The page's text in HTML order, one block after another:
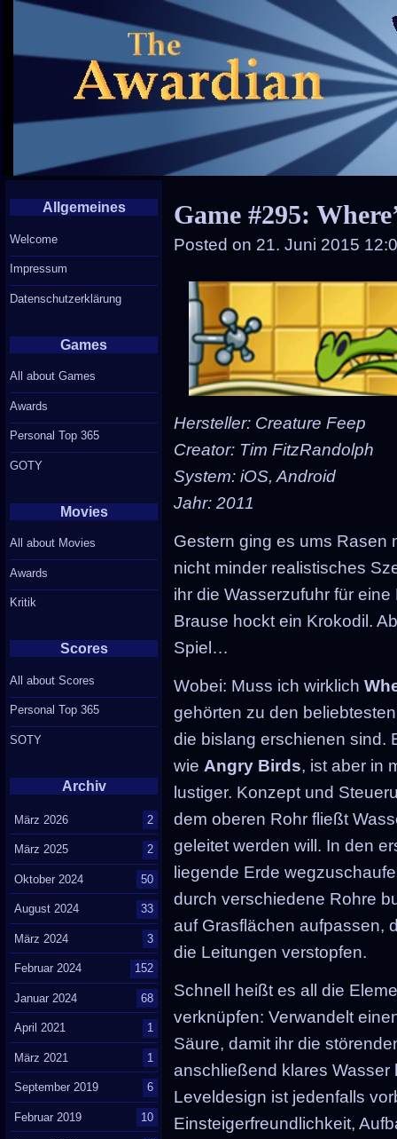
Game #295:
Posted on 21. Juni 2015
Hersteller: Creature Feep
Creator: Tim FitzRandolph
System: iOS, Android
Jahr: 2011
Gestern ging es ums
nicht minder realistisches
ihr die Wasserzufuhr für
Brause hockt ein Krokodil.
Spiel…
Wobei: Muss ich wirklich
gehörten zu den
die bislang erschienen sind.
wie Angry Birds, ist aber in
lustiger. Konzept und
dem oberen Rohr fließt
geleitet werden will. In den
liegende Erde
durch verschiedene Rohre
auf Grasflächen aufpassen,
die Leitungen verstopfen.
Schnell heißt es all die
verknüpfen: Verwandelt
Säure, damit ihr die
anschließend klares
Leveldesign ist jedenfalls
Einsteigerfreundlichkeit,
Allgemeines
Welcome
Impressum
Datenschutzerklärung
Games
All about Games
Awards
Personal Top 365
GOTY
Movies
All about Movies
Awards
Kritik
Scores
All about Scores
Personal Top 365
SOTY
Archiv
März 2026 2
März 2025 2
Oktober 2024 50
August 2024 33
März 2024 3
Februar 2024 152
Januar 2024 68
April 2021 1
März 2021 1
September 2019 6
Februar 2019 10